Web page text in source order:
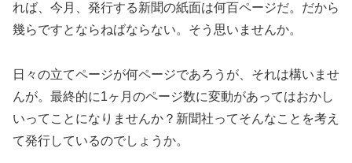
れば、今月、発行する新聞の紙面は何百ページだ。だから
幾らですとならねばならない。そう思いませんか。
日々の立てページが何ページであろうが、それは構いませ
んが。最終的に1ヶ月のページ数に変動があってはおかし
いってことになりませんか？新聞社ってそんなことを考え
て発行しているのでしょうか。